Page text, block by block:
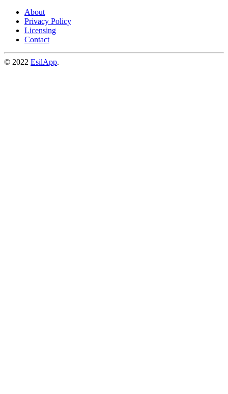
About
Privacy Policy
Licensing
Contact
© 2022 EsilApp.